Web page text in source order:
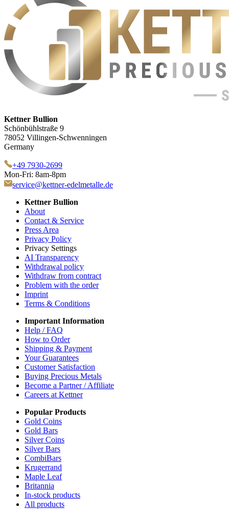
Kettner Bullion
Schönbühlstraße 9
78052 Villingen-Schwenningen
Germany
+49 7930-2699
Mon-Fri: 8am-8pm
service@kettner-edelmetalle.de
Kettner Bullion
About
Contact & Service
Press Area
Privacy Policy
Privacy Settings
AI Transparency
Withdrawal policy
Withdraw from contract
Problem with the order
Imprint
Terms & Conditions
Important Information
Help / FAQ
How to Order
Shipping & Payment
Your Guarantees
Customer Satisfaction
Buying Precious Metals
Become a Partner / Affiliate
Careers at Kettner
Popular Products
Gold Coins
Gold Bars
Silver Coins
Silver Bars
CombiBars
Krugerrand
Maple Leaf
Britannia
In-stock products
All products